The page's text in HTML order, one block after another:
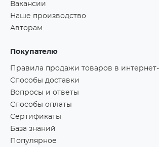
Вакансии
Наше производство
Авторам
Покупателю
Правила продажи товаров в
Способы доставки
Вопросы и ответы
Способы оплаты
Сертификаты
База знаний
Популярное